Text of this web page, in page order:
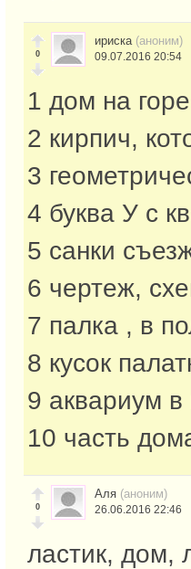
0
ириска (аноним)
09.07.2016 20:54
1 дом на горе
2 кирпич,
3
4 буква У с
5 санки
6 чертеж,
7 палка , в
8 кусок
9 аквариум в
10 часть
0
Аля (аноним)
26.06.2016 22:46
ластик, дом,